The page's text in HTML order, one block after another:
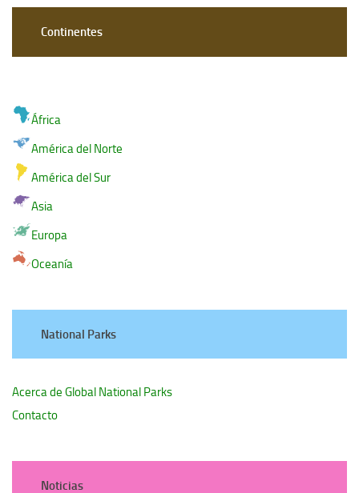
Continentes
África
América del Norte
América del Sur
Asia
Europa
Oceanía
National Parks
Acerca de Global National Parks
Contacto
Noticias